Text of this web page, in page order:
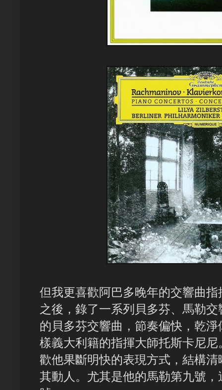
但我更喜歡阿巴多晚年的交響曲
之後，錄了一系列貝多芬、馬勒
的貝多芬交響曲，節奏偏快，乾
樣義大利籍的指揮大師托斯卡尼
歡他果斷明快的表現方式，結構
其動人。尤其是他的馬勒第九號